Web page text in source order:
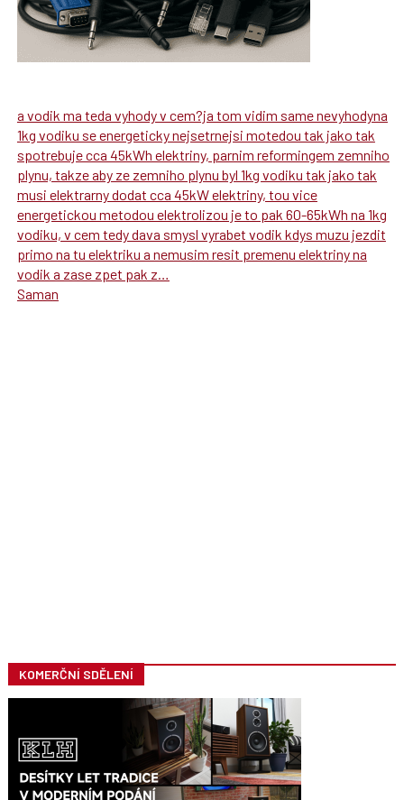
a vodik ma teda vyhody v cem?ja tom vidim same nevyhodyna
1kg vodiku se energeticky nejsetrnejsi motedou tak jako tak
spotrebuje cca 45kWh elektriny, parnim reformingem zemniho
plynu, takze aby ze zemniho plynu byl 1kg vodiku tak jako tak
musi elektrarny dodat cca 45kW elektriny, tou vice
energetickou metodou elektrolizou je to pak 60-65kWh na 1kg
vodiku, v cem tedy dava smysl vyrabet vodik kdys muzu jezdit
primo na tu elektriku a nemusim resit premenu elektriny na
vodik a zase zpet pak z…
Saman
KOMERČNÍ SDĚLENÍ